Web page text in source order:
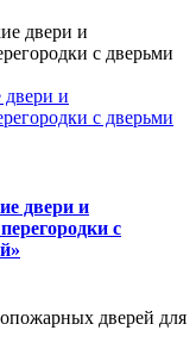
и
с дверьми
двери и
с